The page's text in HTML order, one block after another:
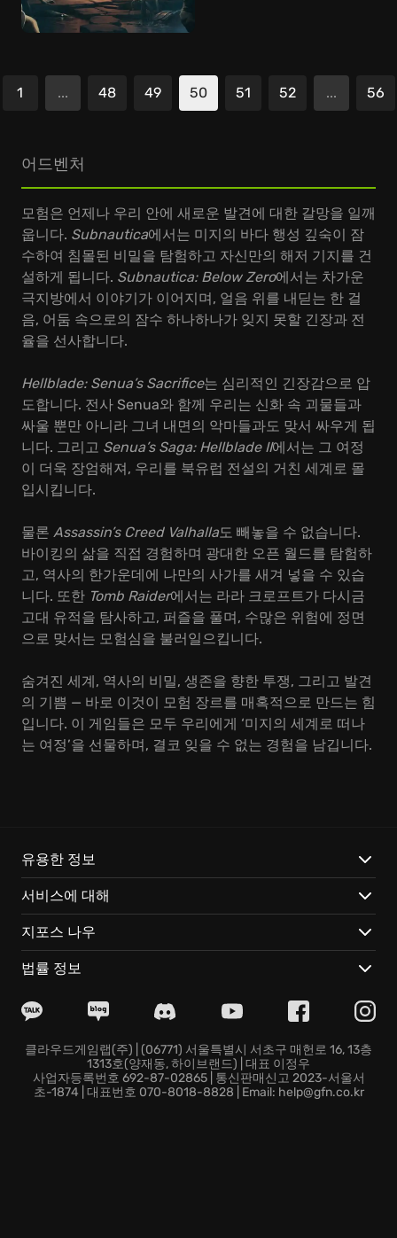
1 ... 48 49 50 51 52 ... 56
어드벤처
모험은 언제나 우리 안에 새로운 발견에 대한 갈망을 일깨
웁니다. Subnautica에서는 미지의 바다 행성 깊숙이 잠
수하여 침몰된 비밀을 탐험하고 자신만의 해저 기지를 건
설하게 됩니다. Subnautica: Below Zero에서는 차가운
극지방에서 이야기가 이어지며, 얼음 위를 내딛는 한 걸
음, 어둠 속으로의 잠수 하나하나가 잊지 못할 긴장과 전
율을 선사합니다.
Hellblade: Senua’s Sacrifice는 심리적인 긴장감으로 압
도합니다. 전사 Senua와 함께 우리는 신화 속 괴물들과
싸울 뿐만 아니라 그녀 내면의 악마들과도 맞서 싸우게 됩
니다. 그리고 Senua’s Saga: Hellblade II에서는 그 여정
이 더욱 장엄해져, 우리를 북유럽 전설의 거친 세계로 몰
입시킵니다.
물론 Assassin’s Creed Valhalla도 빼놓을 수 없습니다.
바이킹의 삶을 직접 경험하며 광대한 오픈 월드를 탐험하
고, 역사의 한가운데에 나만의 사가를 새겨 넣을 수 있습
니다. 또한 Tomb Raider에서는 라라 크로프트가 다시금
고대 유적을 탐사하고, 퍼즐을 풀며, 수많은 위험에 정면
으로 맞서는 모험심을 불러일으킵니다.
숨겨진 세계, 역사의 비밀, 생존을 향한 투쟁, 그리고 발견
의 기쁨 — 바로 이것이 모험 장르를 매혹적으로 만드는 힘
입니다. 이 게임들은 모두 우리에게 ‘미지의 세계로 떠나
는 여정’을 선물하며, 결코 잊을 수 없는 경험을 남깁니다.
유용한 정보
서비스에 대해
지포스 나우
법률 정보
클라우드게임랩(주) | (06771) 서울특별시 서초구 매헌로 16, 13층
1313호(양재동, 하이브랜드) | 대표 이정우
사업자등록번호 692-87-02865 | 통신판매신고 2023-서울서
초-1874 | 대표번호 070-8018-8828 | Email: help@gfn.co.kr